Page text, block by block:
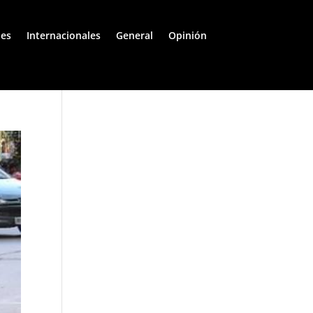
Internacionales General Opinión